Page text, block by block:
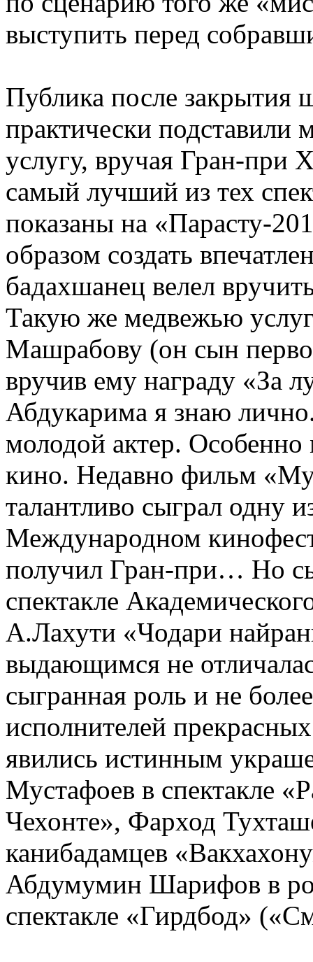
выступить перед
Публика после закрытия
практически подставили
услугу, вручая Гран-при
самый лучший из тех
показаны на «Парасту-
образом создать
бадахшанец велел
Такую же медвежью
Машрабову (он сын
вручив ему награду «За
Абдукарима я знаю
молодой актер. Особенно
кино. Недавно фильм
талантливо сыграл одну
Международном
получил Гран-при… Но
спектакле
А.Лахути «Чодари
выдающимся не
сыгранная роль и не
исполнителей
явились истинным
Мустафоев в спектакле
Чехонте», Фарход
канибадамцев
Абдумумин Шарифов в
спектакле «Гирдбод»